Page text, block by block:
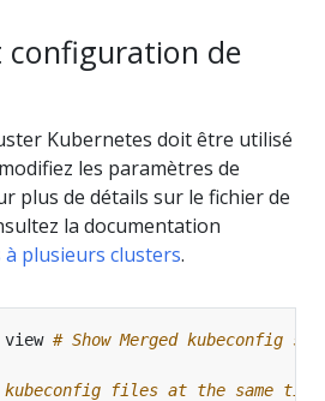
configuration de
Kubernetes doit être utilisé
les paramètres de
plus de détails sur le fichier de
la documentation
plusieurs clusters.
# Show Merged kubeconfig
files at the same time